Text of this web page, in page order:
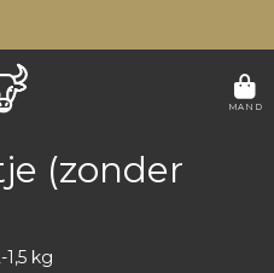
MAND
(zonder
kg